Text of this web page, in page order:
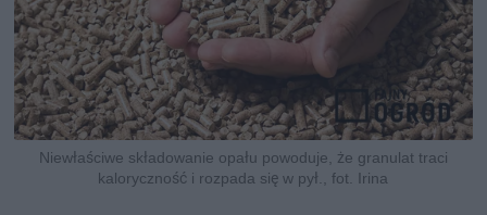
Niewłaściwe składowanie opału powoduje, że granulat traci
kaloryczność i rozpada się w pył., fot. Irina